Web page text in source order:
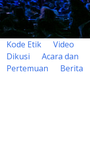
Kode Etik
Video
Dikusi
Acara dan
Pertemuan
Berita